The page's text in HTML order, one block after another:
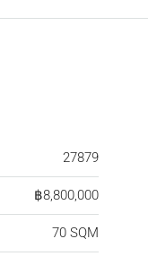
27879
฿8,800,000
70 SQM